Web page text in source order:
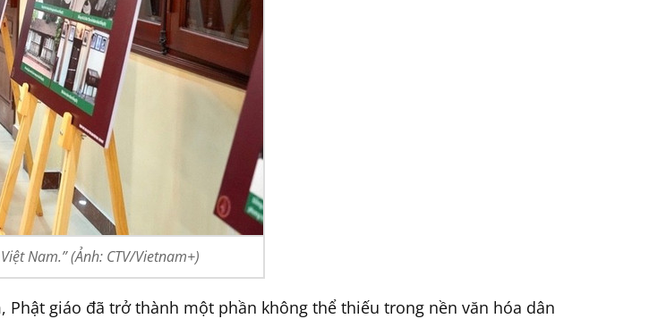
Nam.” (Ảnh: CTV/Vietnam+)
giáo đã trở thành một phần không thể thiếu trong nền văn hóa dân